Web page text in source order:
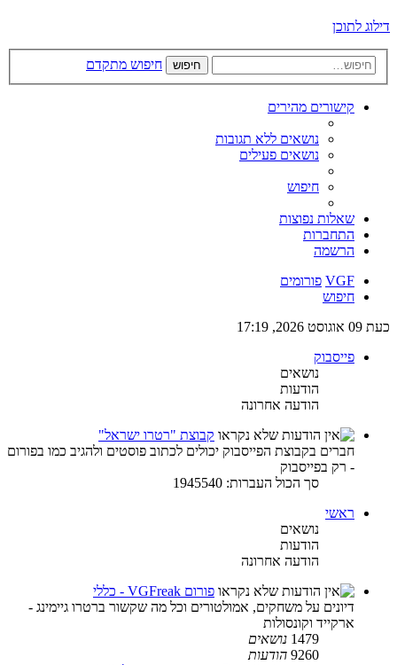
דילוג לתוכן
חיפוש חיפוש מתקדם
קישורים מהירים
נושאים ללא תגובות
נושאים פעילים
חיפוש
שאלות נפוצות
התחברות
הרשמה
VGF פורומים
חיפוש
כעת 09 אוגוסט 2026, 17:19
פייסבוק
נושאים
הודעות
הודעה אחרונה
קבוצת "רטרו ישראל"
חברים בקבוצת הפייסבוק יכולים לכתוב פוסטים ולהגיב כמו בפורום
- רק בפייסבוק
סך הכול העברות: 1945540
ראשי
נושאים
הודעות
הודעה אחרונה
פורום VGFreak - כללי
דיונים על משחקים, אמולטורים וכל מה שקשור ברטרו גיימינג -
ארקייד וקונסולות
1479 נושאים
9260 הודעות